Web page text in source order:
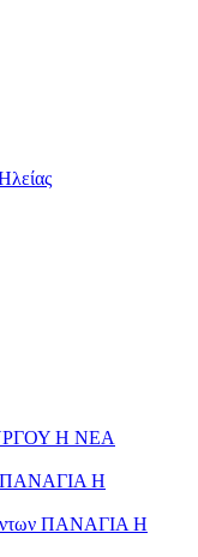
Η ΝΕΑ
ΠΑΝΑΓΙΑ Η
ΠΑΝΑΓΙΑ Η